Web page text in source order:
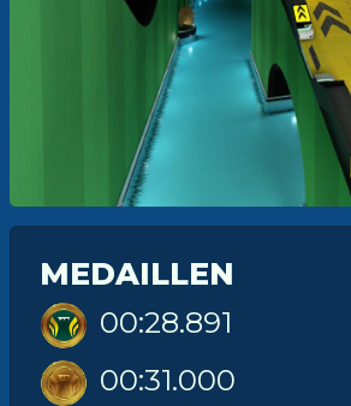
MEDAILLEN
00:28.891
00:31.000